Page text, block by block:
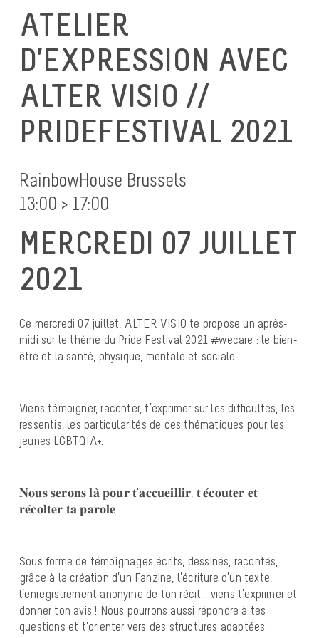
ATELIER
D’EXPRESSION AVEC
ALTER VISIO //
PRIDEFESTIVAL 2021
RainbowHouse Brussels
13:00 > 17:00
MERCREDI 07 JUILLET
2021
Ce mercredi 07 juillet, ALTER VISIO te propose un après-
midi sur le thème du Pride Festival 2021#wecare : le bien-
être et la santé, physique, mentale et sociale.
Viens témoigner, raconter, t’exprimer sur les difficultés, les
ressentis, les particularités de ces thématiques pour les
jeunes LGBTQIA+.
𝐍𝐨𝐮𝐬 𝐬𝐞𝐫𝐨𝐧𝐬 𝐥𝐚̀ 𝐩𝐨𝐮𝐫 𝐭’𝐚𝐜𝐜𝐮𝐞𝐢𝐥𝐥𝐢𝐫, 𝐭’𝐞́𝐜𝐨𝐮𝐭𝐞𝐫 𝐞𝐭
𝐫𝐞́𝐜𝐨𝐥𝐭𝐞𝐫 𝐭𝐚 𝐩𝐚𝐫𝐨𝐥𝐞.
Sous forme de témoignages écrits, dessinés, racontés,
grâce à la création d’un Fanzine, l’écriture d’un texte,
l’enregistrement anonyme de ton récit… viens t’exprimer et
donner ton avis ! Nous pourrons aussi répondre à tes
questions et t’orienter vers des structures adaptées.